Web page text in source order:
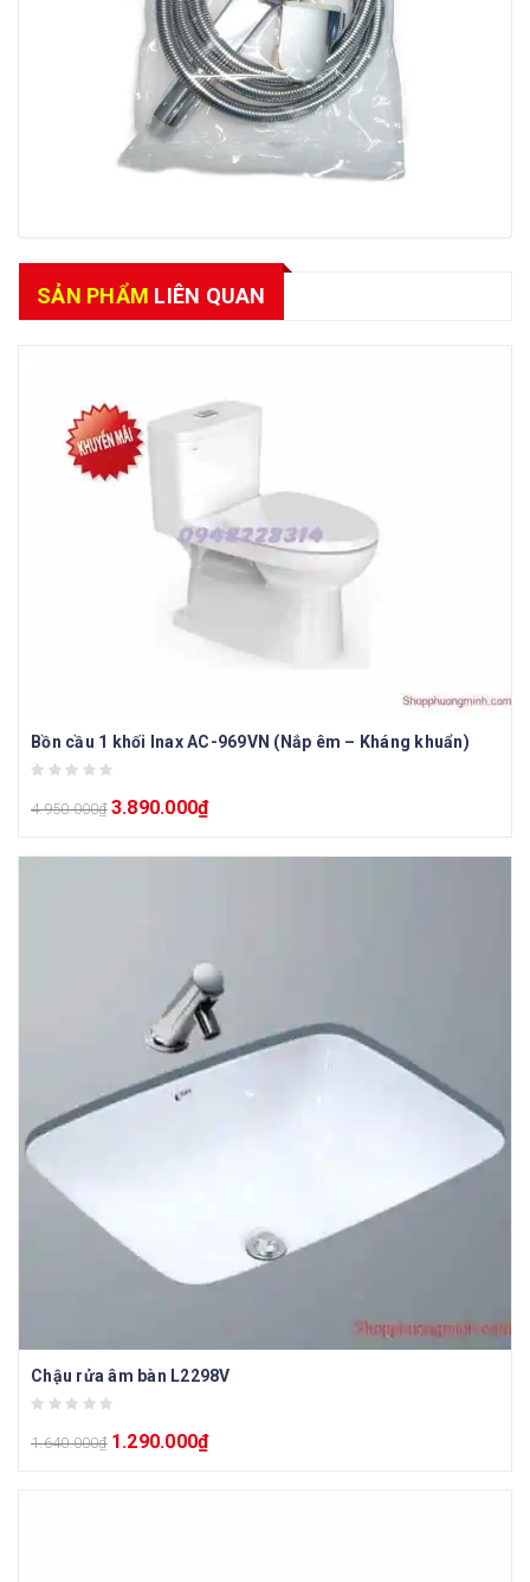
SẢN PHẨM LIÊN QUAN
Bồn cầu 1 khối Inax AC-969VN (Nắp êm – Kháng khuẩn)
4.950.000₫ 3.890.000₫
Chậu rửa âm bàn L2298V
1.640.000₫ 1.290.000₫